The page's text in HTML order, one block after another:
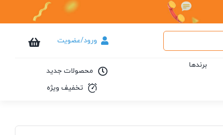
ورود/عضویت
برندها
محصولات جدید
تخفیف ویژه